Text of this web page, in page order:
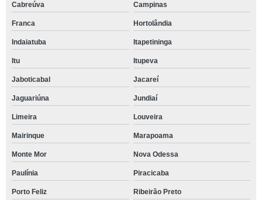
Cabreúva Campinas
Franca Hortolândia
Indaiatuba Itapetininga
Itu Itupeva
Jaboticabal Jacareí
Jaguariúna Jundiaí
Limeira Louveira
Mairinque Marapoama
Monte Mor Nova Odessa
Paulínia Piracicaba
Porto Feliz Ribeirão Preto